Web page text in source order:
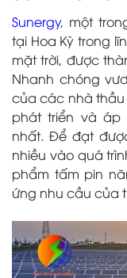
Sunergy, một
tại Hoa Kỳ trong
mặt trời, được
Nhanh chóng
của các nhà thầu
phát triển và áp
nhất. Để đạt
nhiều vào quá
phẩm tấm pin
ứng nhu cầu của